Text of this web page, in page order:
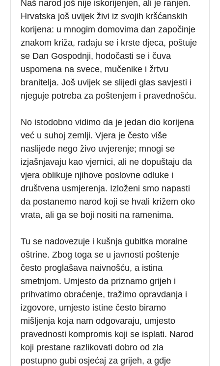
Naš narod još nije iskorijenjen, ali je ranjen.
Hrvatska još uvijek živi iz svojih kršćanskih
korijena: u mnogim domovima dan započinje
znakom križa, rađaju se i krste djeca, poštuje
se Dan Gospodnji, hodočasti se i čuva
uspomena na svece, mučenike i žrtvu
branitelja. Još uvijek se slijedi glas savjesti i
njeguje potreba za poštenjem i pravednošću.
No istodobno vidimo da je jedan dio korijena
već u suhoj zemlji. Vjera je često više
naslijeđe nego živo uvjerenje; mnogi se
izjašnjavaju kao vjernici, ali ne dopuštaju da
vjera oblikuje njihove poslovne odluke i
društvena usmjerenja. Izloženi smo napasti
da postanemo narod koji se hvali križem oko
vrata, ali ga se boji nositi na ramenima.
Tu se nadovezuje i kušnja gubitka moralne
oštrine. Zbog toga se u javnosti poštenje
često proglašava naivnošću, a istina
smetnjom. Umjesto da priznamo grijeh i
prihvatimo obraćenje, tražimo opravdanja i
izgovore, umjesto istine često biramo
mišljenja koja nam odgovaraju, umjesto
pravednosti kompromis koji se isplati. Narod
koji prestane razlikovati dobro od zla
postupno gubi osjećaj za grijeh, a gdje